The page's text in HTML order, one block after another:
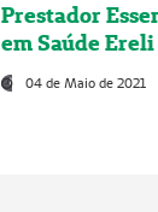
Prestador
em Saúde
04 de Maio de 2021